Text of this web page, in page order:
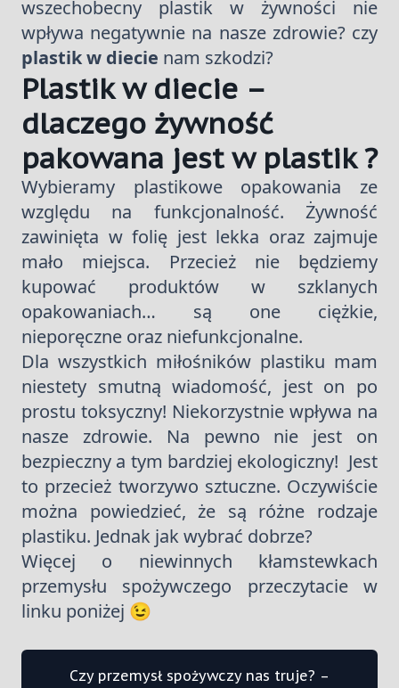
wszechobecny plastik w żywności nie
wpływa negatywnie na nasze zdrowie? czy
plastik w diecie nam szkodzi?
Plastik w diecie –
dlaczego żywność
pakowana jest w plastik ?
Wybieramy plastikowe opakowania ze
względu na funkcjonalność. Żywność
zawinięta w folię jest lekka oraz zajmuje
mało miejsca. Przecież nie będziemy
kupować produktów w szklanych
opakowaniach… są one ciężkie,
nieporęczne oraz niefunkcjonalne.
Dla wszystkich miłośników plastiku mam
niestety smutną wiadomość, jest on po
prostu toksyczny! Niekorzystnie wpływa na
nasze zdrowie. Na pewno nie jest on
bezpieczny a tym bardziej ekologiczny! Jest
to przecież tworzywo sztuczne. Oczywiście
można powiedzieć, że są różne rodzaje
plastiku. Jednak jak wybrać dobrze?
Więcej o niewinnych kłamstewkach
przemysłu spożywczego przeczytacie w
linku poniżej 😉
Czy przemysł spożywczy nas truje? –